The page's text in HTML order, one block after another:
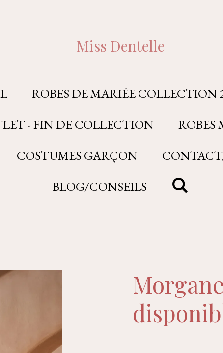
Miss Dentelle
ROBES DE MARIÉE COLLECTION
- FIN DE COLLECTION
ROBES
COSTUMES GARÇON
BLOG/CONSEILS